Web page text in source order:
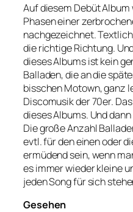
Auf diesem Debüt
Phasen einer
nachgezeichnet.
die richtige Richtung.
dieses Albums ist kein
Balladen, die an die
bisschen Motown, ganz
Discomusik der 70er.
dieses Albums. Und
Die große Anzahl
evtl. für den einen oder
ermüdend sein, wenn
es immer wieder kleine
jeden Song für sich
Gesehen